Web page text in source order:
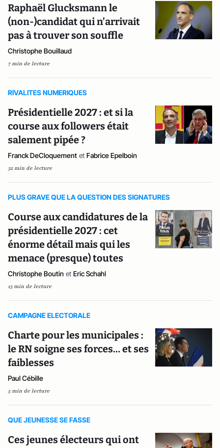
Raphaël Glucksmann le
(non-)candidat qui n’arrivait
pas à trouver son souffle
Christophe Bouillaud
7 min de lecture
RIVALITES NUMERIQUES
Présidentielle 2027 : et si la
course aux followers était
salement pipée ?
Franck DeCloquement et Fabrice Epelboin
32 min de lecture
PLUS GRAVE QUE LA QUESTION DES SIGNATURES
Course aux candidatures de la
présidentielle 2027 : cet
énorme détail mais qui les
menace (presque) toutes
Christophe Boutin et Eric Schahl
13 min de lecture
CAMPAGNE ELECTORALE
Charte pour les municipales :
le RN soigne ses forces… et ses
faiblesses
Paul Cébille
5 min de lecture
QUE JEUNESSE SE FASSE
Ces jeunes électeurs qui ont